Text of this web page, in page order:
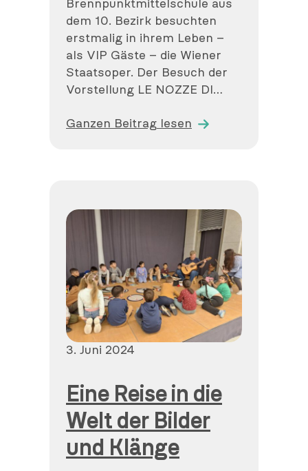
Brennpunktmittelschule aus
dem 10. Bezirk besuchten
erstmalig in ihrem Leben –
als VIP Gäste – die Wiener
Staatsoper. Der Besuch der
Vorstellung LE NOZZE DI…
Ganzen Beitrag lesen
Veröffentlicht
3. Juni 2024
Eine Reise in die
Welt der Bilder
und Klänge